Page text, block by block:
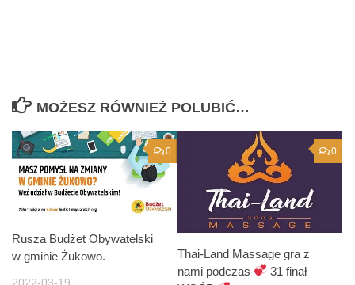
MOŻESZ RÓWNIEŻ POLUBIĆ…
0
Rusza Budżet Obywatelski
w gminie Żukowo.
0
Thai-Land Massage gra z
nami podczas
31 finał